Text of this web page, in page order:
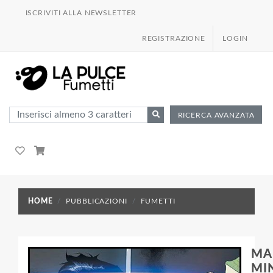
ISCRIVITI ALLA NEWSLETTER
REGISTRAZIONE LOGIN
RICERCA AVANZATA
HOME PUBBLICAZIONI FUMETTI